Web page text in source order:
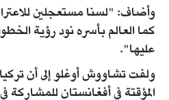
وأضاف: "لسنا مستعجلين
كما العالم بأسره نود رؤية
عليها".
ولفت تشاووش أوغلو إلى أن
المؤقتة في أفغانستان للمشاركة